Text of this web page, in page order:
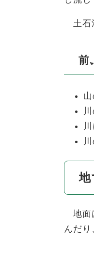
土石
前
地面
んだ